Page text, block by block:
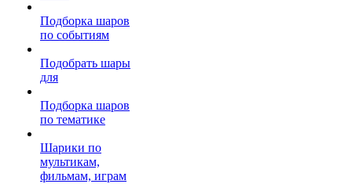
Подборка шаров
по событиям
Подобрать шары
для
Подборка шаров
по тематике
Шарики по
мультикам,
фильмам, играм